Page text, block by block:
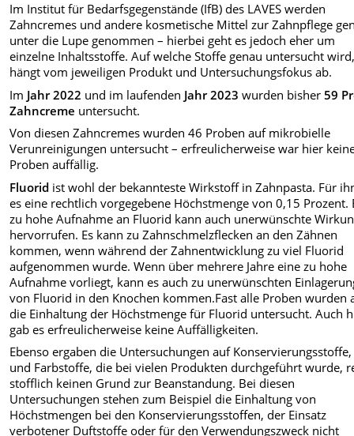
Im Institut für Bedarfsgegenstände (IfB) des LAVES werden
Zahncremes und andere kosmetische Mittel zur Zahnpflege
unter die Lupe genommen – hierbei geht es jedoch eher um
einzelne Inhaltsstoffe. Auf welche Stoffe genau untersucht
hängt vom jeweiligen Produkt und Untersuchungsfokus ab.
Im Jahr 2022 und im laufenden Jahr 2023 wurden bisher59
Zahncreme untersucht.
Von diesen Zahncremes wurden 46 Proben auf mikrobielle
Verunreinigungen untersucht – erfreulicherweise war hier
Proben auffällig.
Fluorid ist wohl der bekannteste Wirkstoff in Zahnpasta. Für
es eine rechtlich vorgegebene Höchstmenge von 0,15 Prozent.
zu hohe Aufnahme an Fluorid kann auch unerwünschte
hervorrufen. Es kann zu Zahnschmelzflecken an den Zähnen
kommen, wenn während der Zahnentwicklung zu viel Fluorid
aufgenommen wurde. Wenn über mehrere Jahre eine zu hohe
Aufnahme vorliegt, kann es auch zu unerwünschten
von Fluorid in den Knochen kommen.Fast alle Proben wurden
die Einhaltung der Höchstmenge für Fluorid untersucht. Auch
gab es erfreulicherweise keine Auffälligkeiten.
Ebenso ergaben die Untersuchungen auf
und Farbstoffe, die bei vielen Produkten durchgeführt wurde,
stofflich keinen Grund zur Beanstandung. Bei diesen
Untersuchungen stehen zum Beispiel die Einhaltung von
Höchstmengen bei den Konservierungsstoffen, der Einsatz
verbotener Duftstoffe oder für den Verwendungszweck nicht